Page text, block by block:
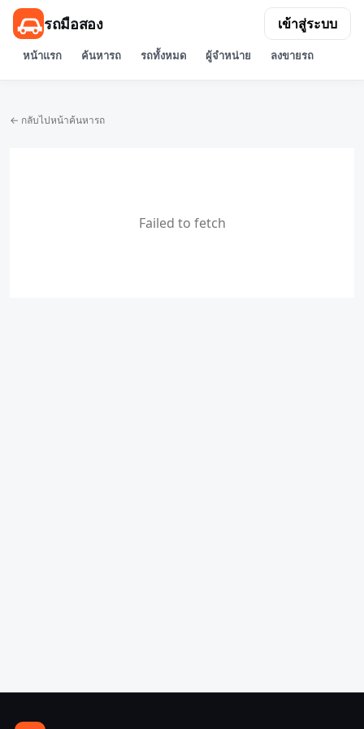
รถมือสอง
หน้าแรก ค้นหารถ รถทั้งหมด ผู้จำหน่าย ลงขายรถ
เข้าสู่ระบบ
← กลับไปหน้าค้นหารถ
Failed to fetch